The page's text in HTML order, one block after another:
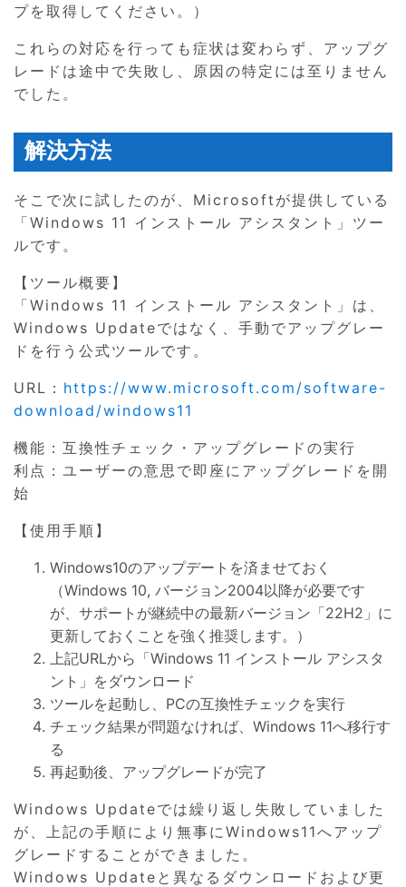
プを取得してください。）
これらの対応を行っても症状は変わらず、アップグ
レードは途中で失敗し、原因の特定には至りません
でした。
解決方法
そこで次に試したのが、Microsoftが提供している
「Windows 11 インストール アシスタント」ツー
ルです。
【ツール概要】
「Windows 11 インストール アシスタント」は、
Windows Updateではなく、手動でアップグレー
ドを行う公式ツールです。
URL： https://www.microsoft.com/software-
download/windows11
機能：互換性チェック・アップグレードの実行
利点：ユーザーの意思で即座にアップグレードを開
始
【使用手順】
Windows10のアップデートを済ませておく
（Windows 10, バージョン2004以降が必要です
が、サポートが継続中の最新バージョン「22H2」に
更新しておくことを強く推奨します。）
上記URLから「Windows 11 インストール アシスタ
ント」をダウンロード
ツールを起動し、PCの互換性チェックを実行
チェック結果が問題なければ、Windows 11へ移行す
る
再起動後、アップグレードが完了
Windows Updateでは繰り返し失敗していました
が、上記の手順により無事にWindows11へアップ
グレードすることができました。
Windows Updateと異なるダウンロードおよび更